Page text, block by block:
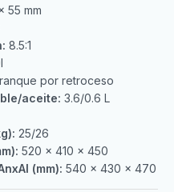
55 mm
8.5:1
por retroceso
aceite: 3.6/0.6 L
25/26
520 x 410 x 450
(mm): 540 x 430 x 470